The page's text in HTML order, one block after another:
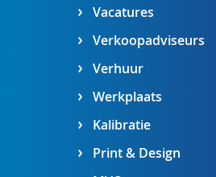
Vacatures
Verkoopadviseurs
Verhuur
Werkplaats
Kalibratie
Print & Design